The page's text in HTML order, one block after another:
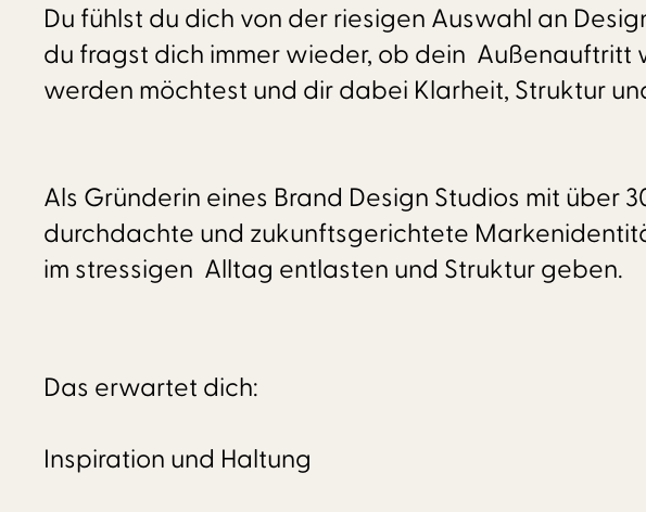
Du fühlst du dich von der riesigen Auswahl an
du fragst dich immer wieder, ob dein
werden möchtest und dir dabei Klarheit, Struktur
Als Gründerin eines Brand Design Studios mit
durchdachte und zukunftsgerichtete
im stressigen Alltag entlasten und Struktur geben.
Das erwartet dich:
Inspiration und Haltung